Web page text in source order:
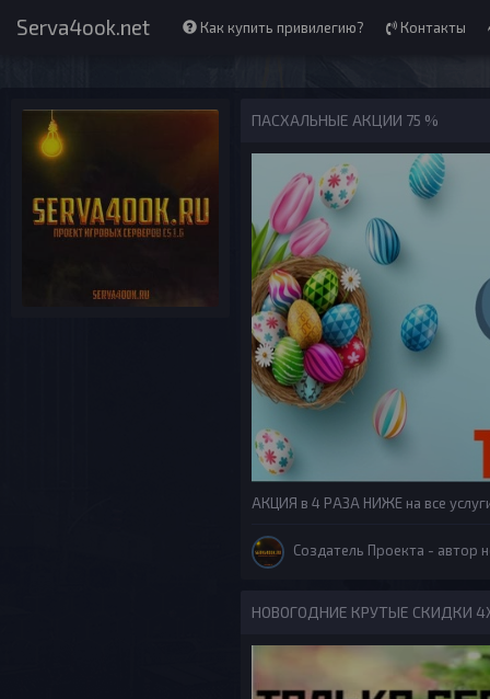
Serva4ook.net Как купить привилегию? Контакты
ПАСХАЛЬНЫЕ АКЦИИ 75 %
АКЦИЯ в 4 РАЗА НИЖЕ на все
Создатель Проекта - автор
НОВОГОДНИЕ КРУТЫЕ СКИДКИ